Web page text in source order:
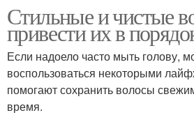
Стрижка на волосы
Каскад на волосы
Стильные и чистые
привести их в
Если надоело часто мыть голову,
воспользоваться некоторыми
помогают сохранить волосы
время.